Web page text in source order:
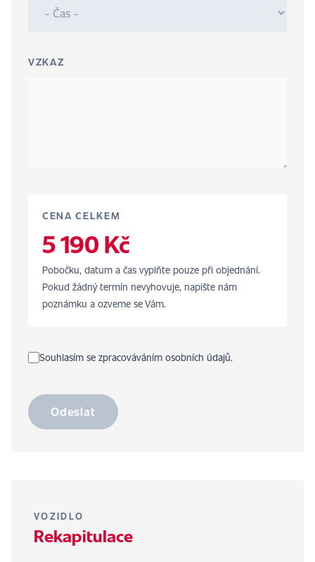
VZKAZ
CENA CELKEM
5 190 Kč
Pobočku, datum a čas vyplňte pouze při objednání.
Pokud žádný termín nevyhovuje, napište nám
poznámku a ozveme se Vám.
Souhlasím se zpracováváním osobních údajů.
Odeslat
VOZIDLO
Rekapitulace